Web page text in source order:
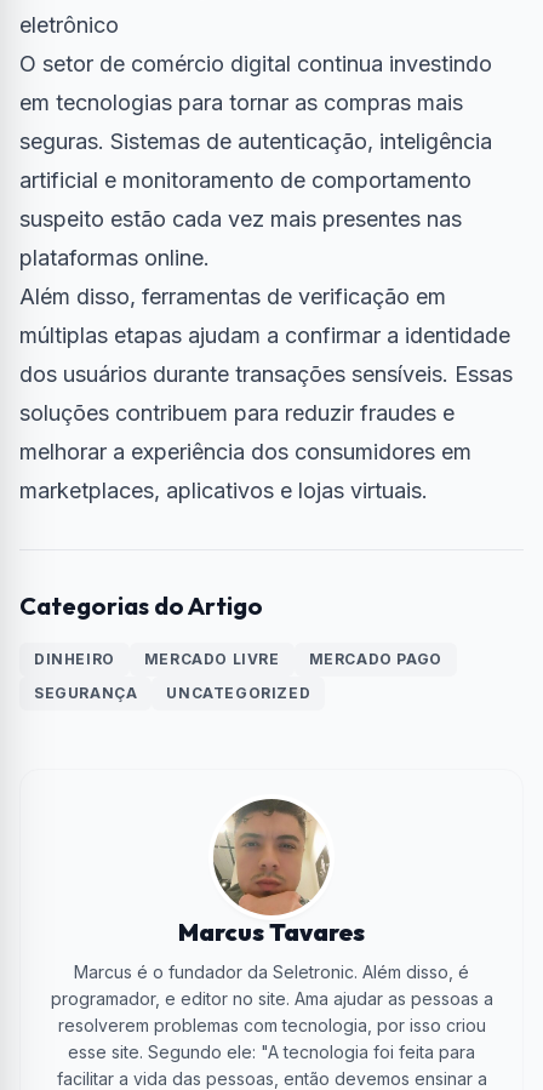
eletrônico
O setor de comércio digital continua investindo
em tecnologias para tornar as compras mais
seguras. Sistemas de autenticação, inteligência
artificial e monitoramento de comportamento
suspeito estão cada vez mais presentes nas
plataformas online.
Além disso, ferramentas de verificação em
múltiplas etapas ajudam a confirmar a identidade
dos usuários durante transações sensíveis. Essas
soluções contribuem para reduzir fraudes e
melhorar a experiência dos consumidores em
marketplaces, aplicativos e lojas virtuais.
Categorias do Artigo
DINHEIRO MERCADO LIVRE
MERCADO PAGO
SEGURANÇA
UNCATEGORIZED
Marcus Tavares
Marcus é o fundador da Seletronic. Além disso, é
programador, e editor no site. Ama ajudar as pessoas a
resolverem problemas com tecnologia, por isso criou
esse site. Segundo ele: "A tecnologia foi feita para
facilitar a vida das pessoas, então devemos ensinar a